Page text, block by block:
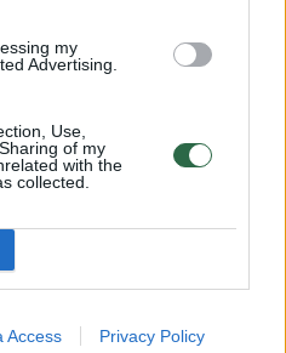
my
Advertising.
Use,
of my
with the
collected.
Access Privacy Policy
pasielgė
dalyviais, tokiu
savo
greičiau pasiekti
šiurkščiai
eismo reikalavimus,
kitų eismo dalyvių